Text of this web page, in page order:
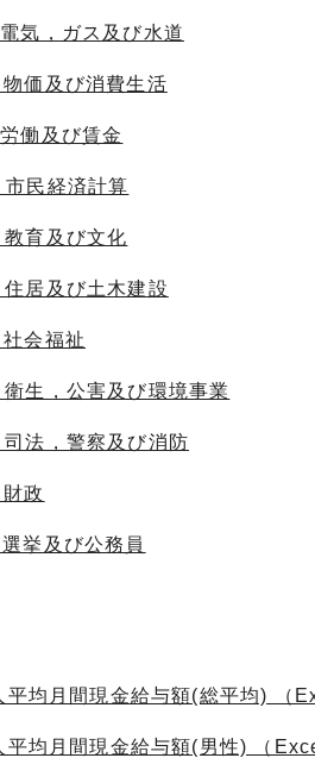
気，ガス及び水道
価及び消費生活
働及び賃金
民経済計算
育及び文化
居及び土木建設
会福祉
生，公害及び環境事業
法，警察及び消防
政
挙及び公務員
均月間現金給与額(総平均) （
均月間現金給与額(男性) （